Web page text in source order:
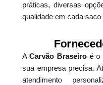
práticas, diversas
qualidade em cada saco
ACarvão Braseiro é o
sua empresa precisa.
atendimento